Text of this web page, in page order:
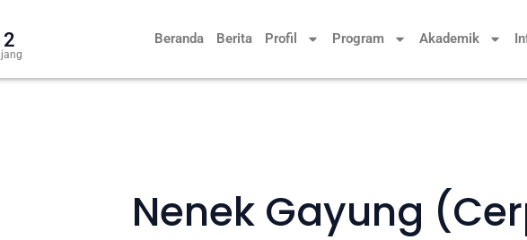
Beranda Berita Profil Program Akademik
2
Nenek Gayung